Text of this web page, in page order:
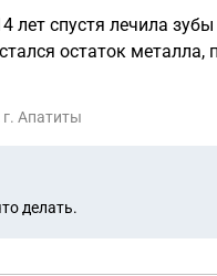
зуб, после
остаток
Апатиты
делать.